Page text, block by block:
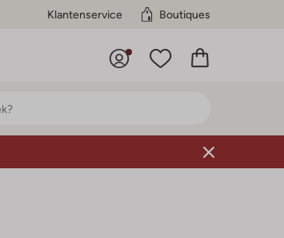
Klantenservice Boutiques